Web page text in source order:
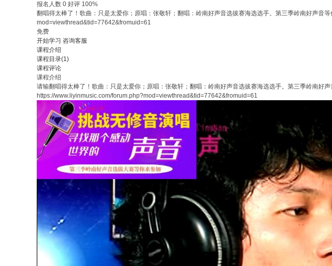
报名人数 0 好评 100%
翻唱得太棒了！歌曲：只是太爱你；原唱：张敬轩；翻唱：岭南好声音选拔赛海选选手。第三季岭南好声
mod=viewthread&tid=77642&fromuid=61
免费
开始学习 咨询客服
课程介绍
课程目录(1)
课程评论
课程介绍
请输翻唱得太棒了！歌曲：只是太爱你；原唱：张敬轩；翻唱：岭南好声音选拔赛海选选手。第三季岭南好
https://www.liyinmusic.com/forum.php?mod=viewthread&tid=77642&fromuid=61